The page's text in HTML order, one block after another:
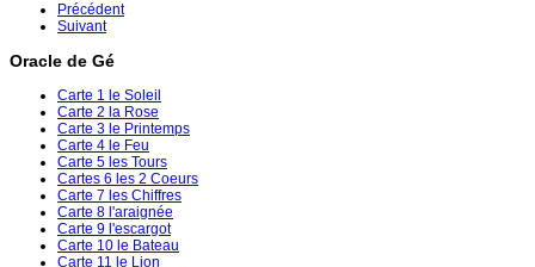
Précédent
Suivant
Oracle de Gé
Carte 1 le Soleil
Carte 2 la Rose
Carte 3 le Printemps
Carte 4 le Feu
Carte 5 les Tours
Cartes 6 les 2 Coeurs
Carte 7 les Chiffres
Carte 8 l'araignée
Carte 9 l'escargot
Carte 10 le Bateau
Carte 11 le Lion